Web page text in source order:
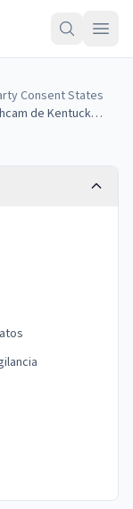
Consent States
Leyes de dashcam de Kentucky: legalidad, reglas de montaje y uso como prueba